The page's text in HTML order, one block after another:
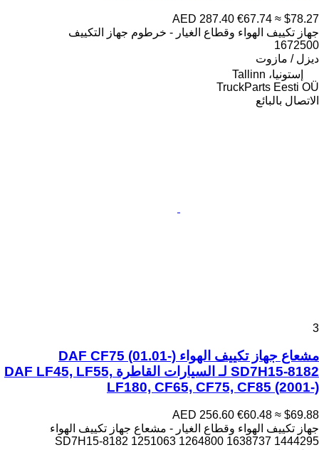
AED 287.40 €67.74 ≈ $78.27
جهاز تكييف الهواء وقطاع الغيار - خرطوم جهاز التكييف
1672500
ديزل / مازوت
إستونيا، Tallinn
TruckParts Eesti OÜ
الاتصال بالبائع
3
مشعاع جهاز تكييف الهواء DAF CF75 (01.01-)
SD7H15-8182 لـ السيارات القاطرة DAF LF45, LF55,
LF180, CF65, CF75, CF85 (2001-)
AED 256.60 €60.48 ≈ $69.88
جهاز تكييف الهواء وقطاع الغيار - مشعاع جهاز تكييف الهواء
SD7H15-8182 1251063 1264800 1638737 1444295